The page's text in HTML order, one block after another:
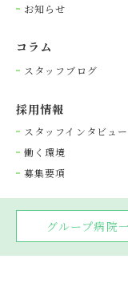
お知らせ
コラム
スタッフブログ
採⽤情報
スタッフインタビュー
働く環境
募集要項
Copyright © 光
グループ病院